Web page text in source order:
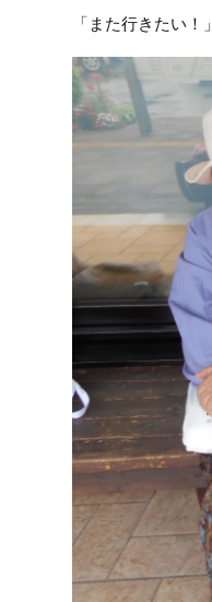
「また行きたい